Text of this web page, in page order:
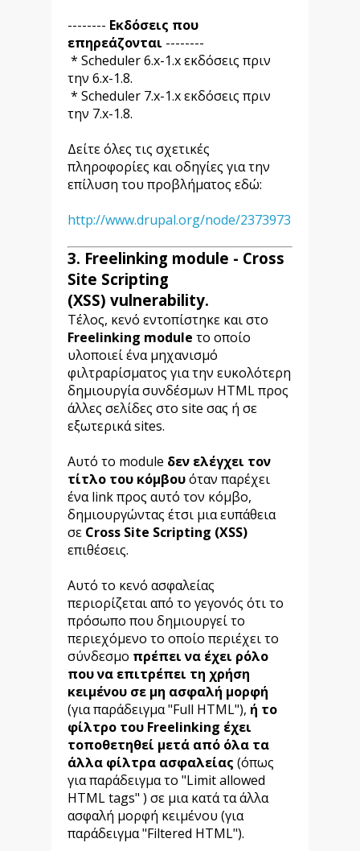
-------- Εκδόσεις που
επηρεάζονται --------
* Scheduler 6.x-1.x εκδόσεις πριν
την 6.x-1.8.
* Scheduler 7.x-1.x εκδόσεις πριν
την 7.x-1.8.
Δείτε όλες τις σχετικές
πληροφορίες και οδηγίες για την
επίλυση του προβλήματος εδώ:
http://www.drupal.org/node/2373973
3. Freelinking module - Cross
Site Scripting
(XSS) vulnerability.
Τέλος, κενό εντοπίστηκε και στο
Freelinking module το οποίο
υλοποιεί ένα μηχανισμό
φιλτραρίσματος για την ευκολότερη
δημιουργία συνδέσμων HTML προς
άλλες σελίδες στο site σας ή σε
εξωτερικά sites.
Αυτό το module δεν ελέγχει τον
τίτλο του κόμβουόταν παρέχει
ένα link προς αυτό τον κόμβο,
δημιουργώντας έτσι μια ευπάθεια
σε Cross Site Scripting (XSS)
επιθέσεις.
Αυτό το κενό ασφαλείας
περιορίζεται από το γεγονός ότι το
πρόσωπο που δημιουργεί το
περιεχόμενο το οποίο περιέχει το
σύνδεσμο πρέπει να έχει ρόλο
που να επιτρέπει τη χρήση
κειμένου σε μη ασφαλή μορφή
(για παράδειγμα "Full HTML"), ή το
φίλτρο του Freelinking έχει
τοποθετηθεί μετά από όλα τα
άλλα φίλτρα ασφαλείας (όπως
για παράδειγμα το "Limit allowed
HTML tags" ) σε μια κατά τα άλλα
ασφαλή μορφή κειμένου (για
παράδειγμα "Filtered HTML").